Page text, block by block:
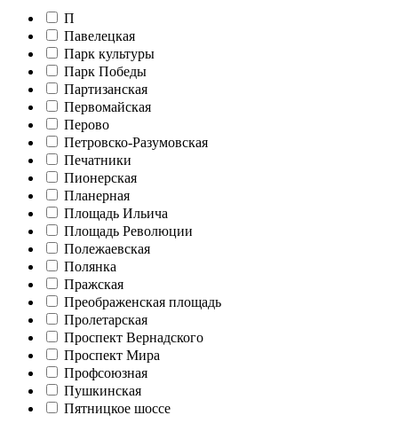
П
Павелецкая
Парк культуры
Парк Победы
Партизанская
Первомайская
Перово
Петровско-Разумовская
Печатники
Пионерская
Планерная
Площадь Ильича
Площадь Революции
Полежаевская
Полянка
Пражская
Преображенская площадь
Пролетарская
Проспект Вернадского
Проспект Мира
Профсоюзная
Пушкинская
Пятницкое шоссе